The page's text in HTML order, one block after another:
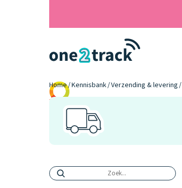
Home Kennisbank Verzending & levering